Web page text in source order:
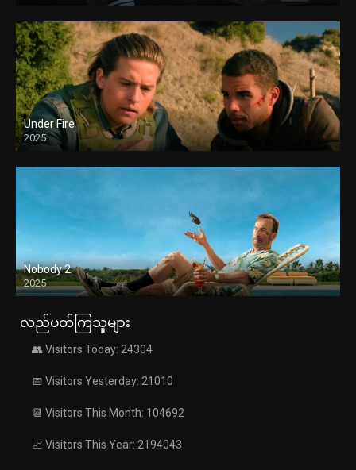
Under Fire
2025
Nobody 2
2025
လည်ပတ်ကြသူများ
👥 Visitors Today: 24304
📅 Visitors Yesterday: 21010
📆 Visitors This Month: 104692
📈 Visitors This Year: 2194043